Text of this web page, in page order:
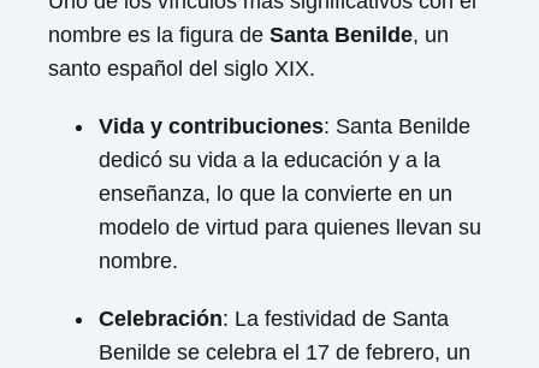
nombre es la figura de Santa Benilde, un
santo español del siglo XIX.
Vida y contribuciones: Santa Benilde
dedicó su vida a la educación y a la
enseñanza, lo que la convierte en un
modelo de virtud para quienes llevan su
nombre.
Celebración: La festividad de Santa
Benilde se celebra el 17 de febrero, un